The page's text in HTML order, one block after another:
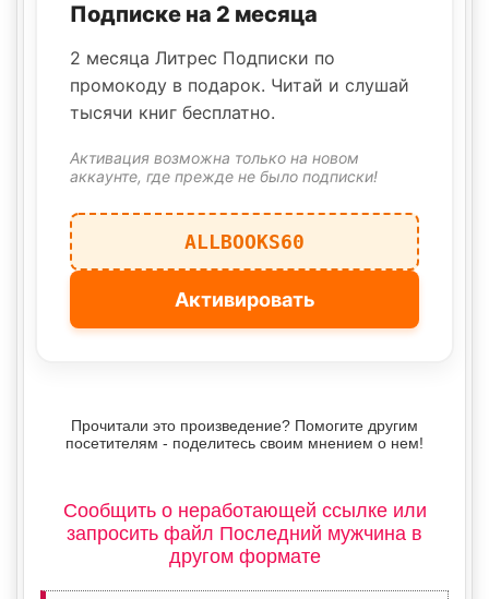
Подписке на 2 месяца
2 месяца Литрес Подписки по
промокоду в подарок. Читай и слушай
тысячи книг бесплатно.
Активация возможна только на новом
аккаунте, где прежде не было подписки!
ALLBOOKS60
Активировать
Прочитали это произведение? Помогите другим
посетителям - поделитесь своим мнением о нем!
Сообщить о неработающей ссылке или
запросить файл Последний мужчина в
другом формате